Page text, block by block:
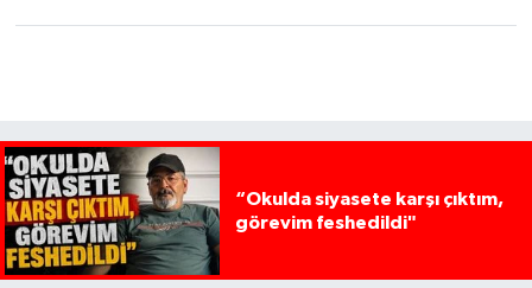
“Okulda siyasete karşı çıktım,
görevim feshedildi"